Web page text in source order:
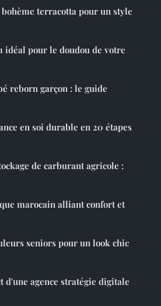
terracotta pour un style
idéal pour le doudou de votre
reborn garçon : le guide
en soi durable en 20 étapes
de carburant agricole :
marocain alliant confort et
seniors pour un look chic
d'une agence stratégie digitale